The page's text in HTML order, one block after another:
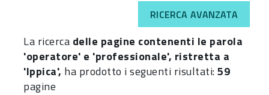
RICERCA AVANZATA
La ricerca delle pagine contenenti le parola
'operatore' e 'professionale', ristretta a
'Ippica', ha prodotto i seguenti risultati:59
pagine